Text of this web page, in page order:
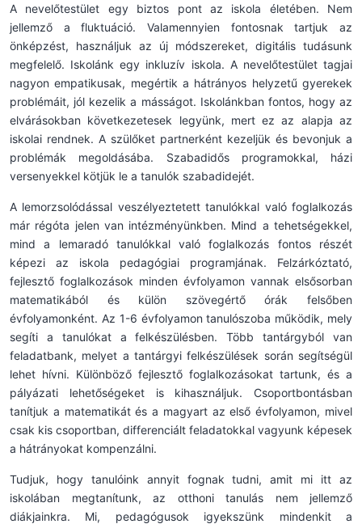
A nevelőtestület egy biztos pont az iskola életében. Nem
jellemző a fluktuáció. Valamennyien fontosnak tartjuk az
önképzést, használjuk az új módszereket, digitális tudásunk
megfelelő. Iskolánk egy inkluzív iskola. A nevelőtestület tagjai
nagyon empatikusak, megértik a hátrányos helyzetű gyerekek
problémáit, jól kezelik a másságot. Iskolánkban fontos, hogy az
elvárásokban következetesek legyünk, mert ez az alapja az
iskolai rendnek. A szülőket partnerként kezeljük és bevonjuk a
problémák megoldásába. Szabadidős programokkal, házi
versenyekkel kötjük le a tanulók szabadidejét.
A lemorzsolódással veszélyeztetett tanulókkal való foglalkozás
már régóta jelen van intézményünkben. Mind a tehetségekkel,
mind a lemaradó tanulókkal való foglalkozás fontos részét
képezi az iskola pedagógiai programjának. Felzárkóztató,
fejlesztő foglalkozások minden évfolyamon vannak elsősorban
matematikából és külön szövegértő órák felsőben
évfolyamonként. Az 1-6 évfolyamon tanulószoba működik, mely
segíti a tanulókat a felkészülésben. Több tantárgyból van
feladatbank, melyet a tantárgyi felkészülések során segítségül
lehet hívni. Különböző fejlesztő foglalkozásokat tartunk, és a
pályázati lehetőségeket is kihasználjuk. Csoportbontásban
tanítjuk a matematikát és a magyart az első évfolyamon, mivel
csak kis csoportban, differenciált feladatokkal vagyunk képesek
a hátrányokat kompenzálni.
Tudjuk, hogy tanulóink annyit fognak tudni, amit mi itt az
iskolában megtanítunk, az otthoni tanulás nem jellemző
diákjainkra. Mi, pedagógusok igyekszünk mindenkit a